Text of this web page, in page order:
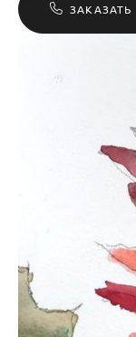
ЗАКАЗАТЬ